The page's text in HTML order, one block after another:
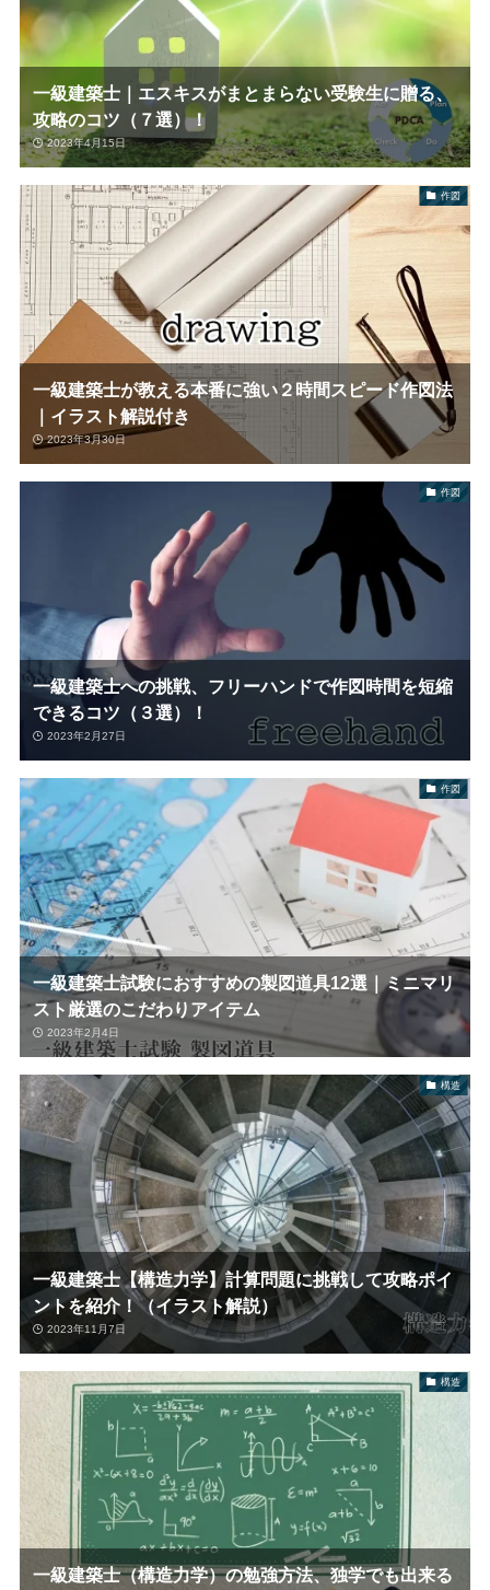
一級建築士｜エスキスがまとまらない受験生に贈る、
攻略のコツ（７選）！
2023年4月15日
作図
一級建築士が教える本番に強い２時間スピード作図法
｜イラスト解説付き
2023年3月30日
作図
一級建築士への挑戦、フリーハンドで作図時間を短縮
できるコツ（３選）！
2023年2月27日
作図
一級建築士試験におすすめの製図道具12選｜ミニマリ
スト厳選のこだわりアイテム
2023年2月4日
構造
一級建築士【構造力学】計算問題に挑戦して攻略ポイ
ントを紹介！（イラスト解説）
2023年11月7日
構造
一級建築士（構造力学）の勉強方法、独学でも出来る